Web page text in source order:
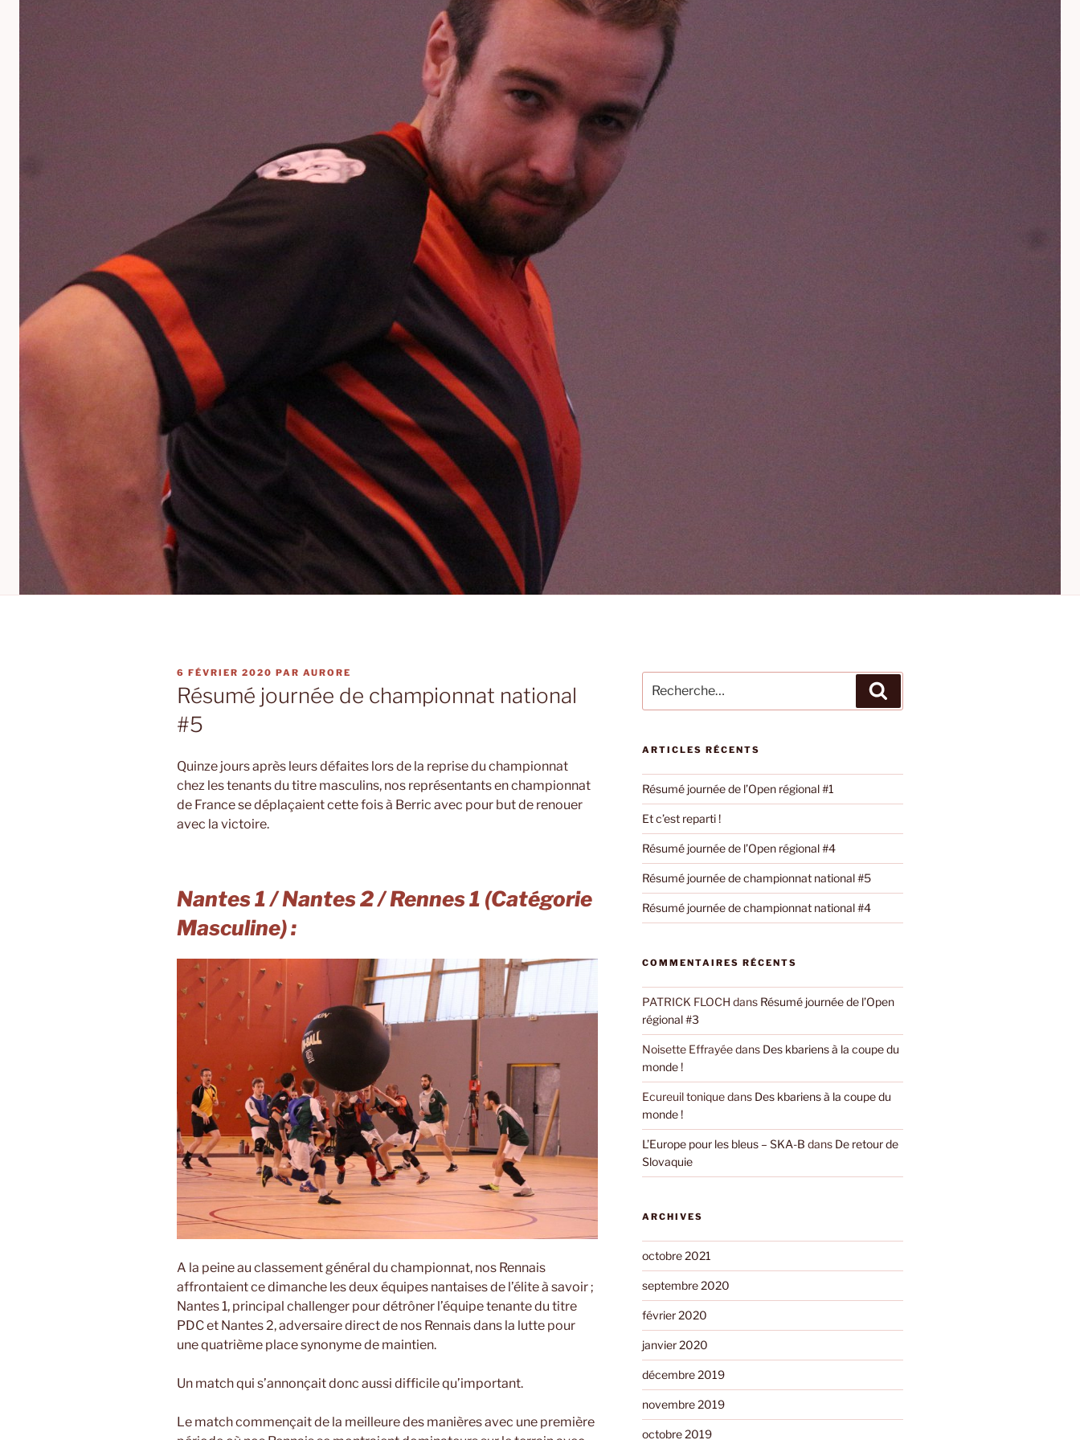
PUBLIÉ
LE
6 FÉVRIER 2020 PAR AURORE
Résumé journée de championnat national
#5
Quinze jours après leurs défaites lors de la reprise du championnat
chez les tenants du titre masculins, nos représentants en championnat
de France se déplaçaient cette fois à Berric avec pour but de renouer
avec la victoire.
Nantes 1 / Nantes 2 / Rennes 1 (Catégorie
Masculine) :
A la peine au classement général du championnat, nos Rennais
affrontaient ce dimanche les deux équipes nantaises de l’élite à savoir ;
Nantes 1, principal challenger pour détrôner l’équipe tenante du titre
PDC et Nantes 2, adversaire direct de nos Rennais dans la lutte pour
une quatrième place synonyme de maintien.
Un match qui s’annonçait donc aussi difficile qu’important.
Le match commençait de la meilleure des manières avec une première
pour
:
ARTICLES RÉCENTS
Résumé journée de l’Open régional #1
Et c’est reparti !
Résumé journée de l’Open régional #4
Résumé journée de championnat national #5
Résumé journée de championnat national #4
COMMENTAIRES RÉCENTS
PATRICK FLOCH dans Résumé journée de l’Open
régional #3
Noisette Effrayéedans Des kbariens à la coupe du
monde !
Ecureuil toniquedans Des kbariens à la coupe du
monde !
L’Europe pour les bleus – SKA-B dans De retour de
Slovaquie
ARCHIVES
octobre 2021
septembre 2020
février 2020
janvier 2020
décembre 2019
novembre 2019
octobre 2019